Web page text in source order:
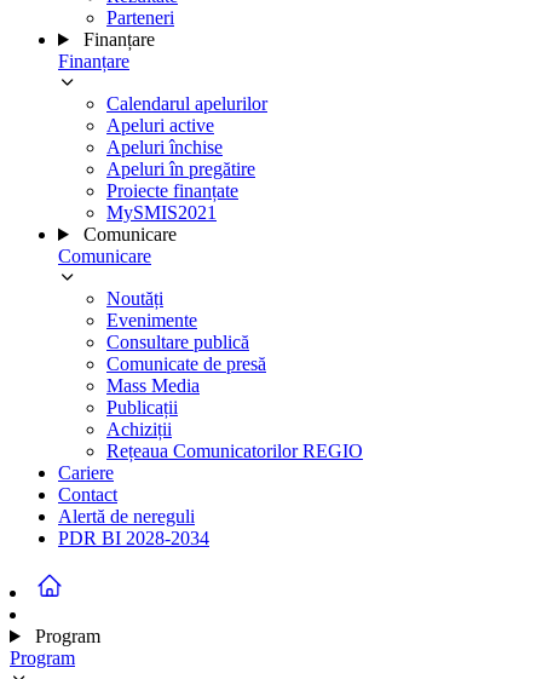
Parteneri
Finanțare
Finanțare
Calendarul apelurilor
Apeluri active
Apeluri închise
Apeluri în pregătire
Proiecte finanțate
MySMIS2021
Comunicare
Comunicare
Noutăți
Evenimente
Consultare publică
Comunicate de presă
Mass Media
Publicații
Achiziții
Rețeaua Comunicatorilor REGIO
Cariere
Contact
Alertă de nereguli
PDR BI 2028-2034
Program
Program